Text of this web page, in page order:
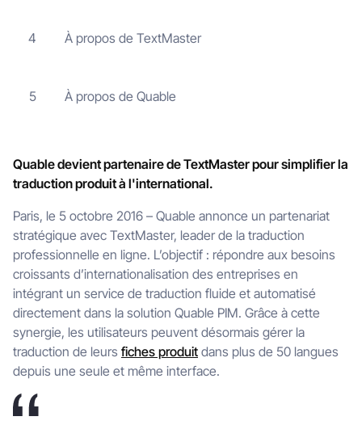
4 À propos de TextMaster
5 À propos de Quable
Quable devient partenaire de TextMaster pour simplifier la
traduction produit à l'international.
Paris, le 5 octobre 2016 – Quable annonce un partenariat
stratégique avec TextMaster, leader de la traduction
professionnelle en ligne. L’objectif : répondre aux besoins
croissants d’internationalisation des entreprises en
intégrant un service de traduction fluide et automatisé
directement dans la solution Quable PIM. Grâce à cette
synergie, les utilisateurs peuvent désormais gérer la
traduction de leurs fiches produit dans plus de 50 langues
depuis une seule et même interface.